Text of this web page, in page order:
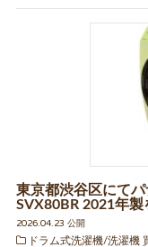
東京都渋谷区にて
SVX80BR 2021年
2026.04.23 公開
ドラム式洗濯機/洗濯機